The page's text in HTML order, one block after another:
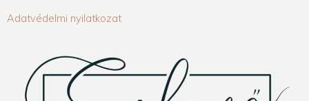
Adatvédelmi nyilatkozat